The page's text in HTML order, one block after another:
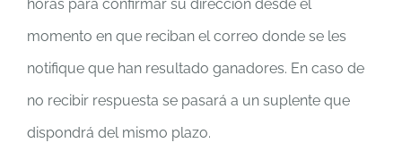
horas para confirmar su dirección desde el
momento en que reciban el correo donde se les
notifique que han resultado ganadores. En caso de
no recibir respuesta se pasará a un suplente que
dispondrá del mismo plazo.